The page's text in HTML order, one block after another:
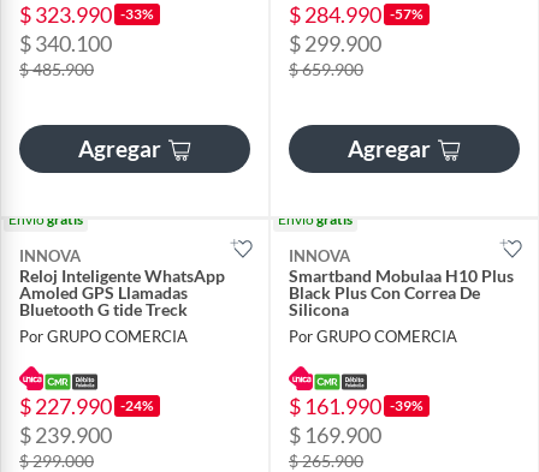
$ 323.990 -33%
$ 340.100
$ 485.900
Agregar
$ 284.990 -57%
$ 299.900
$ 659.900
Agregar
Envíogratis
INNOVA
Reloj Inteligente WhatsApp
Amoled GPS Llamadas
Bluetooth G tide Treck
Por GRUPO COMERCIA
$ 227.990 -24%
$ 239.900
$ 299.000
Envíogratis
INNOVA
Smartband Mobulaa H10 Plus
Black Plus Con Correa De
Silicona
Por GRUPO COMERCIA
$ 161.990 -39%
$ 169.900
$ 265.900